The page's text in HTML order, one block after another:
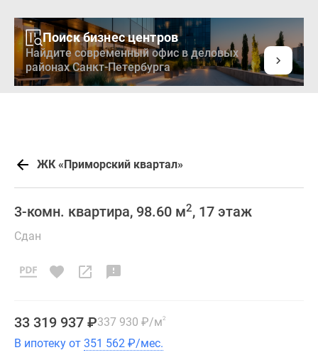
Поиск бизнес центров
Найдите современный офис в деловых
районах Санкт-Петербурга
ЖК «Приморский квартал»
3-комн. квартира, 98.60 м2, 17 этаж
Сдан
33 319 937 ₽337 930 ₽/м2
В ипотеку от 351 562 ₽/мес.